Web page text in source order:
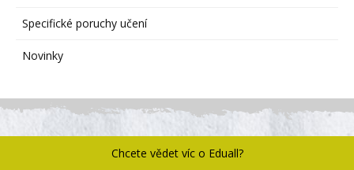
Specifické poruchy učení
Novinky
Chcete vědet víc o Eduall?